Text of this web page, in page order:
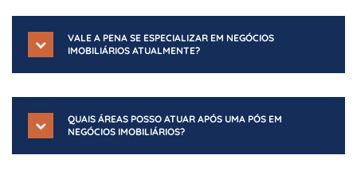
VALE A PENA SE ESPECIALIZAR EM NEGÓCIOS
IMOBILIÁRIOS ATUALMENTE?
QUAIS ÁREAS POSSO ATUAR APÓS UMA PÓS EM
NEGÓCIOS IMOBILIÁRIOS?